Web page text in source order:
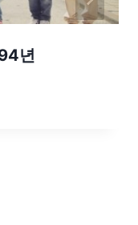
년